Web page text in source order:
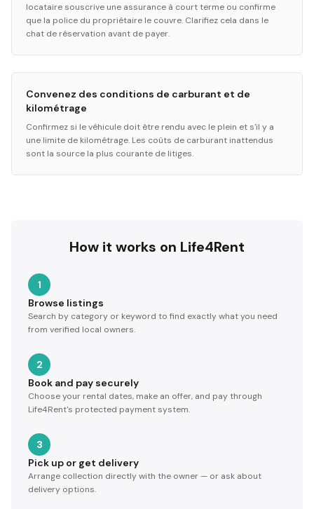
locataire souscrive une assurance à court terme ou confirme
que la police du propriétaire le couvre. Clarifiez cela dans le
chat de réservation avant de payer.
Convenez des conditions de carburant et de
kilométrage
Confirmez si le véhicule doit être rendu avec le plein et s'il y a
une limite de kilométrage. Les coûts de carburant inattendus
sont la source la plus courante de litiges.
How it works on Life4Rent
1
Browse listings
Search by category or keyword to find exactly what you need
from verified local owners.
2
Book and pay securely
Choose your rental dates, make an offer, and pay through
Life4Rent's protected payment system.
3
Pick up or get delivery
Arrange collection directly with the owner — or ask about
delivery options.